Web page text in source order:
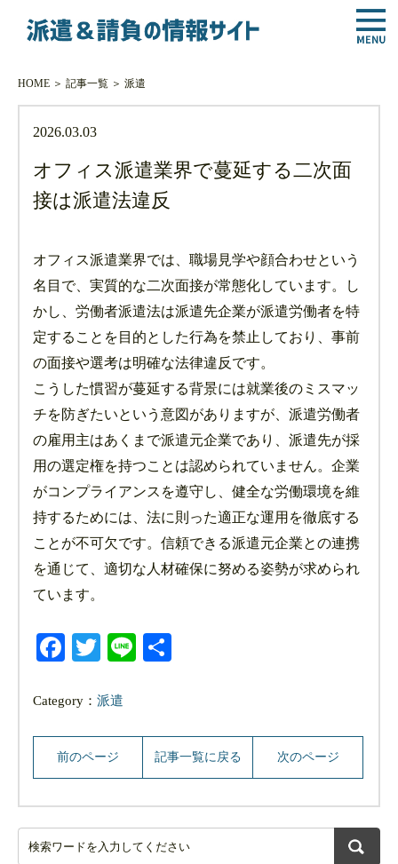
HOME＞ 記事一覧＞ 派遣
2026.03.03
オフィス派遣業界で蔓延する二次面
接は派遣法違反
オフィス派遣業界では、職場見学や顔合わせという
名目で、実質的な二次面接が常態化しています。し
かし、労働者派遣法は派遣先企業が派遣労働者を特
定することを目的とした行為を禁止しており、事前
の面接や選考は明確な法律違反です。
こうした慣習が蔓延する背景には就業後のミスマッ
チを防ぎたいという意図がありますが、派遣労働者
の雇用主はあくまで派遣元企業であり、派遣先が採
用の選定権を持つことは認められていません。企業
がコンプライアンスを遵守し、健全な労働環境を維
持するためには、法に則った適正な運用を徹底する
ことが不可欠です。信頼できる派遣元企業との連携
を通じて、適切な人材確保に努める姿勢が求められ
ています。
Facebook
Twitter
Line
Category：派遣
前のページ 記事一覧に戻る 次のページ